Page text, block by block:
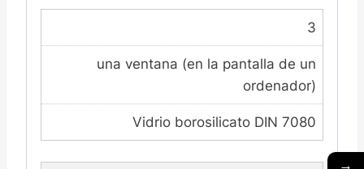
3
una ventana (en la pantalla de un
ordenador)
Vidrio borosilicato DIN 7080
→